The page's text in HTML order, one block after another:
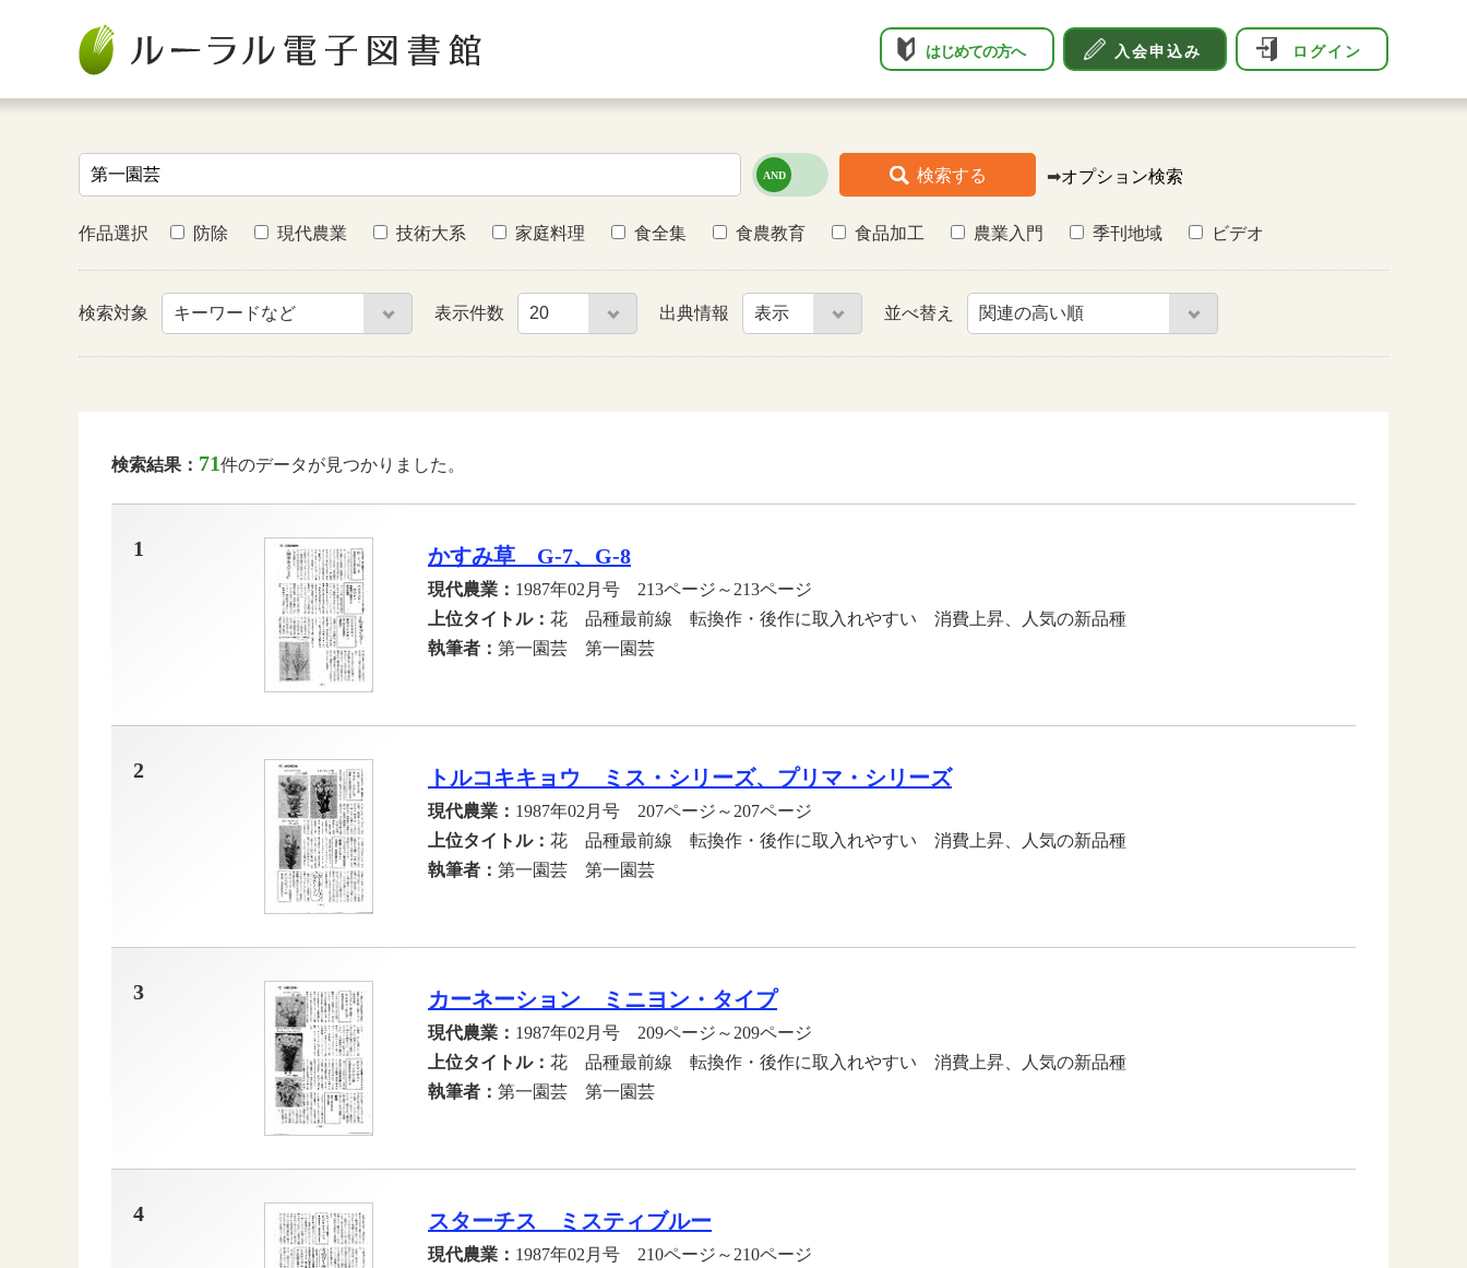
はじめての方へ 入会申込み ログイン
検索する ➡オプション検索
作品選択 防除 現代農業 技術大系 家庭料理 食全集 食農教育 食品加工 農業入門 季刊地域 ビデオ
検索対象 表示件数 出典情報 並べ替え
検索結果： 71件のデータが見つかりました。
1 かすみ草 G-7、G-8
現代農業： 1987年02月号 213ページ～213ページ
上位タイトル： 花 品種最前線 転換作・後作に取入れやすい 消費上昇、人気の新品種
執筆者： 第一園芸 第一園芸
2 トルコキキョウ ミス・シリーズ、プリマ・シリーズ
現代農業： 1987年02月号 207ページ～207ページ
上位タイトル： 花 品種最前線 転換作・後作に取入れやすい 消費上昇、人気の新品種
執筆者： 第一園芸 第一園芸
3 カーネーション ミニヨン・タイプ
現代農業： 1987年02月号 209ページ～209ページ
上位タイトル： 花 品種最前線 転換作・後作に取入れやすい 消費上昇、人気の新品種
執筆者： 第一園芸 第一園芸
4 スターチス ミスティブルー
現代農業： 1987年02月号 210ページ～210ページ